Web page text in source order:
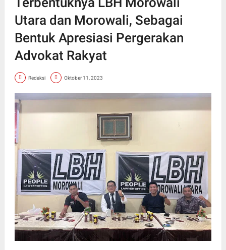
Utara dan Morowali, Sebagai
Bentuk Apresiasi Pergerakan
Advokat Rakyat
Redaksi Oktober 11, 2023